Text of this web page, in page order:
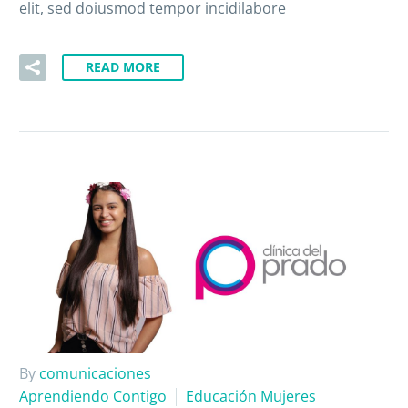
elit, sed doiusmod tempor incidilabore
READ MORE
By comunicaciones
Aprendiendo Contigo
Educación Mujeres